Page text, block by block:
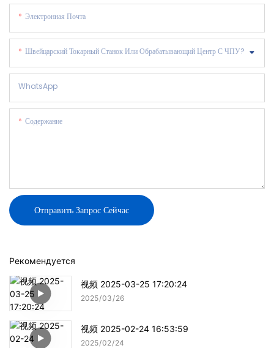
Электронная Почта
Швейцарский Токарный Станок Или Обрабатывающий Центр С ЧПУ?
WhatsApp
Содержание
Отправить Запрос Сейчас
Рекомендуется
视频 2025-03-25 17:20:24
2025 03 26
视频 2025-02-24 16:53:59
2025 02 24